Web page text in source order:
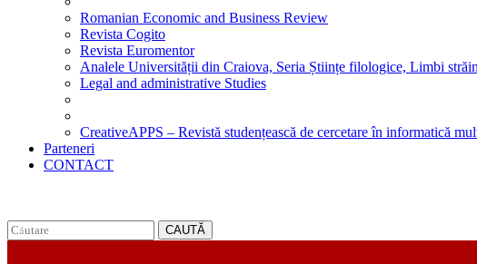
Romanian Economic and Business Review
Revista Cogito
Revista Euromentor
Analele Universității din Craiova, Seria Științe filologice, Limbi
Legal and administrative Studies
CreativeAPPS – Revistă studențească de cercetare în informatică
Parteneri
CONTACT
CAUTĂ